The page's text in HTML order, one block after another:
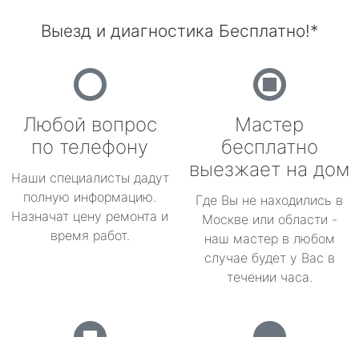
Выезд и диагностика Бесплатно!*
Любой вопрос
по телефону
Наши специалисты дадут
полную информацию.
Назначат цену ремонта и
время работ.
Мастер
бесплатно
выезжает на дом
Где Вы не находились в
Москве или области -
наш мастер в любом
случае будет у Вас в
течении часа.